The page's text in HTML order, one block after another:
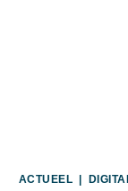
ACTUEEL